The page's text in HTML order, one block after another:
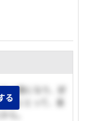
人間になり、好
私にとって、楽
ら。
る